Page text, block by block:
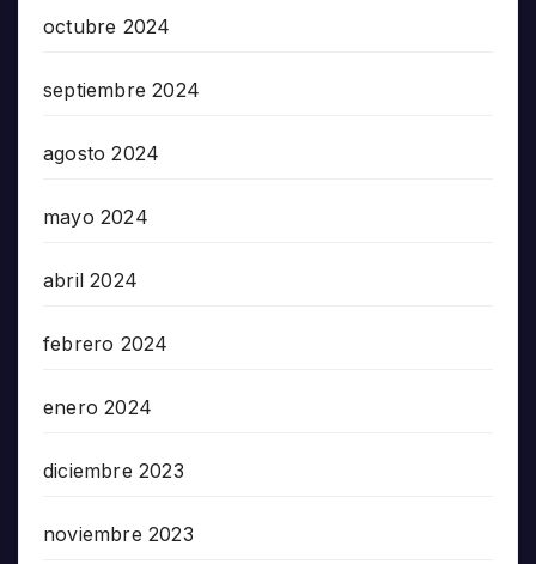
octubre 2024
septiembre 2024
agosto 2024
mayo 2024
abril 2024
febrero 2024
enero 2024
diciembre 2023
noviembre 2023